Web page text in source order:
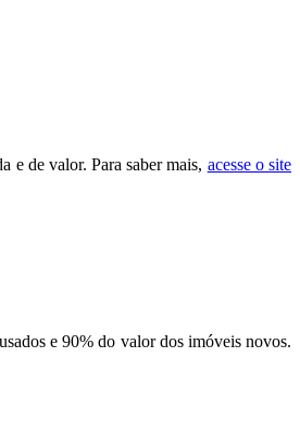
e de valor. Para saber mais, acesse o site
e 90% do valor dos imóveis novos.